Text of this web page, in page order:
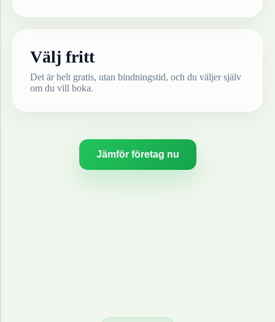
Välj fritt
Det är helt gratis, utan bindningstid, och du väljer själv
om du vill boka.
Jämför företag nu